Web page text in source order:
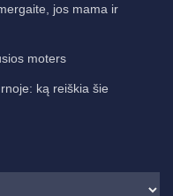
jos mama ir
moters
ką reiškia šie